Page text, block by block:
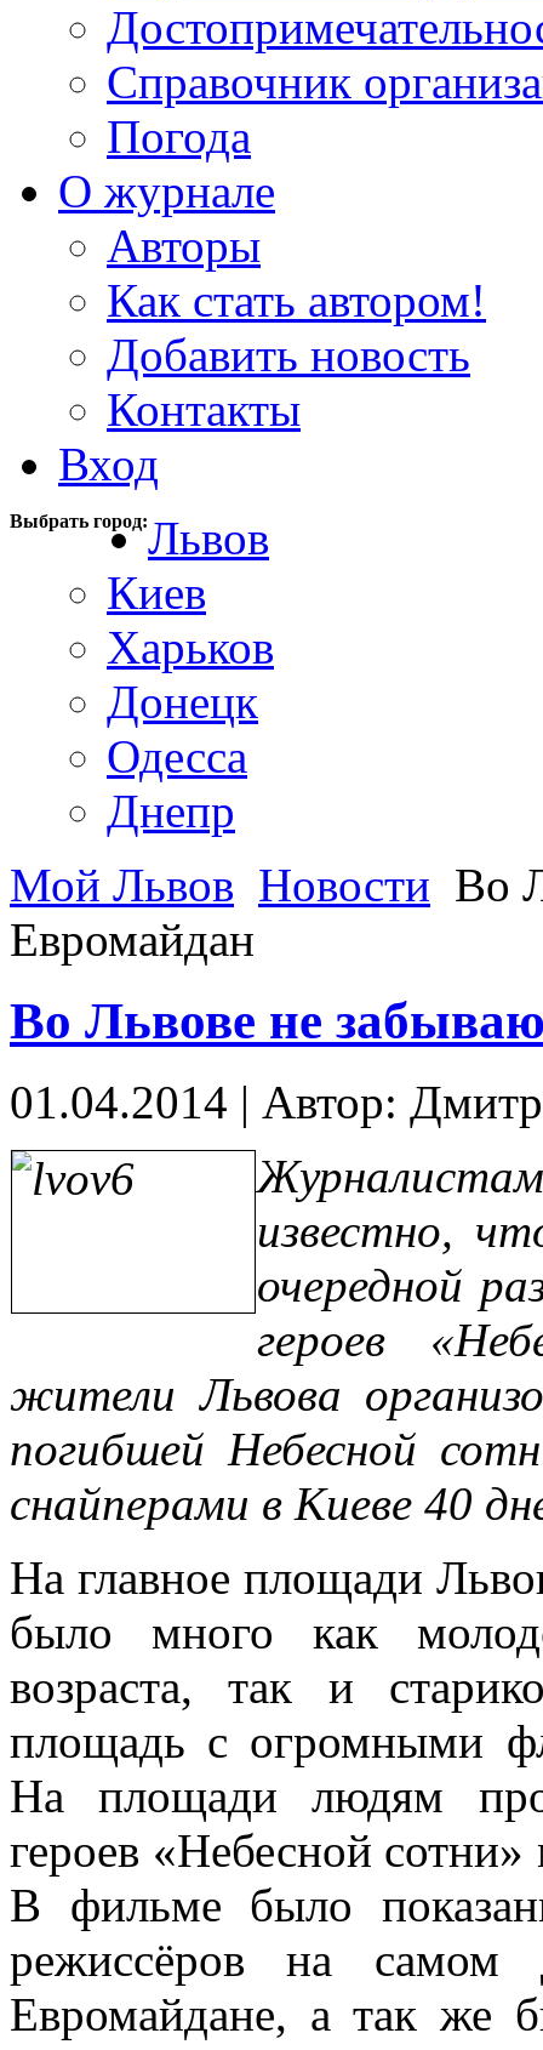
Справочник
Погода
О журнале
Авторы
Как стать автором!
Добавить новость
Контакты
Вход
Выбрать город:Львов
Киев
Харьков
Донецк
Одесса
Днепр
Мой Львов Новости Во
Евромайдан
Во Львове не
01.04.2014 | Автор:
известно,
очередной
героев
жители Львова
погибшей Небесной
снайперами в Киеве 40
На главное площади
было много как
возраста, так и
площадь с огромными
На площади людям
героев «Небесной
В фильме было
режиссёров на
Евромайдане, а так же